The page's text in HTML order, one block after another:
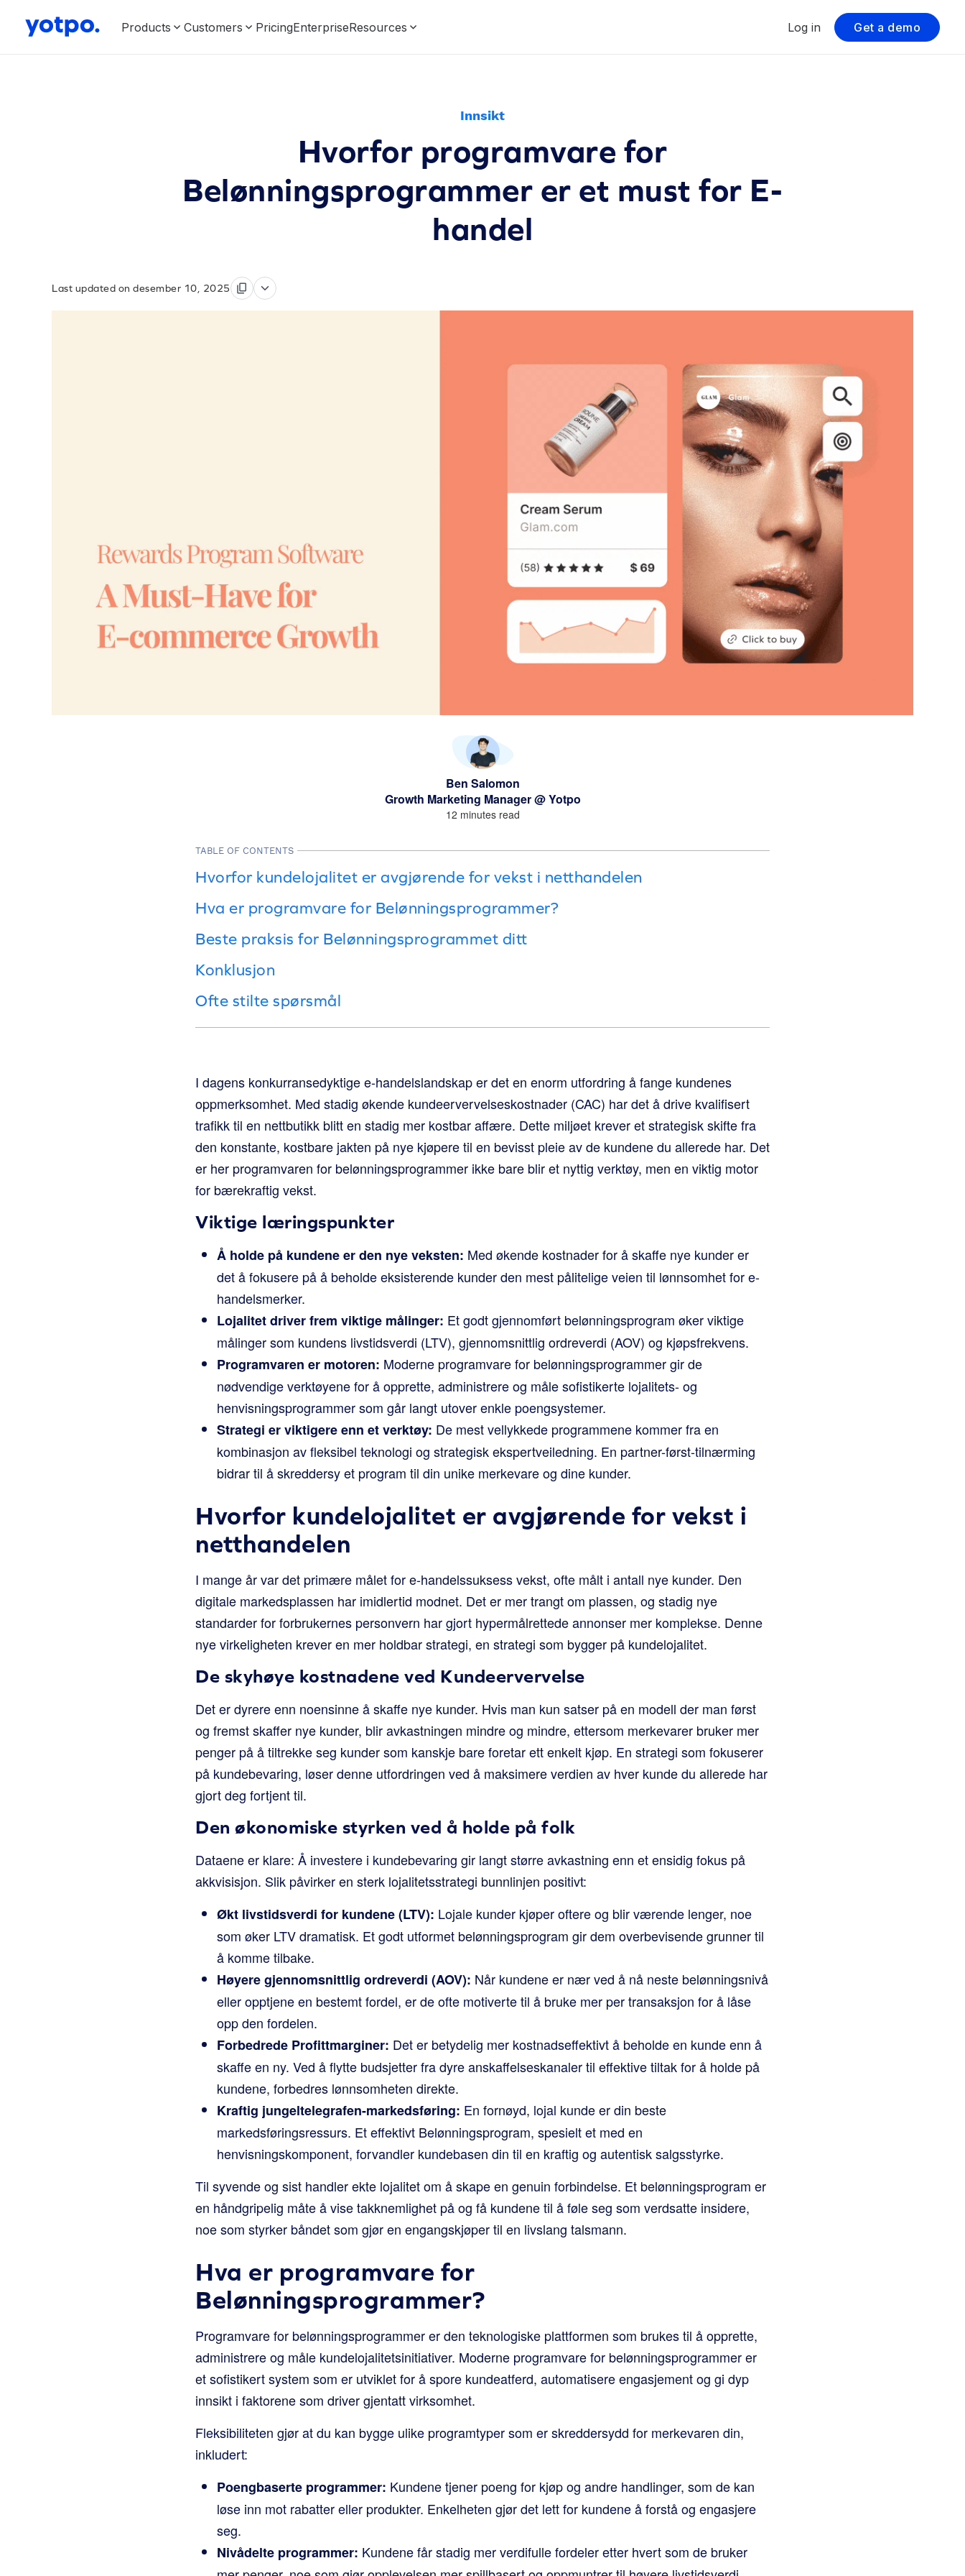
Products Customers PricingEnterpriseResources Log in Get a demo
Innsikt
Hvorfor programvare for
Belønningsprogrammer er et must for E-
handel
Last updated on desember 10, 2025
Ben Salomon
Growth Marketing Manager @ Yotpo
12 minutes read
TABLE OF CONTENTS
Hvorfor kundelojalitet er avgjørende for vekst i netthandelen
Hva er programvare for Belønningsprogrammer?
Beste praksis for Belønningsprogrammet ditt
Konklusjon
Ofte stilte spørsmål
I dagens konkurransedyktige e-handelslandskap er det en enorm utfordring å fange kundenes
oppmerksomhet. Med stadig økende kundeervervelseskostnader (CAC) har det å drive kvalifisert
trafikk til en nettbutikk blitt en stadig mer kostbar affære. Dette miljøet krever et strategisk skifte fra
den konstante, kostbare jakten på nye kjøpere til en bevisst pleie av de kundene du allerede har. Det
er her programvaren for belønningsprogrammer ikke bare blir et nyttig verktøy, men en viktig motor
for bærekraftig vekst.
Viktige læringspunkter
Å holde på kundene er den nye veksten: Med økende kostnader for å skaffe nye kunder er
det å fokusere på å beholde eksisterende kunder den mest pålitelige veien til lønnsomhet for e-
handelsmerker.
Lojalitet driver frem viktige målinger: Et godt gjennomført belønningsprogram øker viktige
målinger som kundens livstidsverdi (LTV), gjennomsnittlig ordreverdi (AOV) og kjøpsfrekvens.
Programvaren er motoren: Moderne programvare for belønningsprogrammer gir de
nødvendige verktøyene for å opprette, administrere og måle sofistikerte lojalitets- og
henvisningsprogrammer som går langt utover enkle poengsystemer.
Strategi er viktigere enn et verktøy: De mest vellykkede programmene kommer fra en
kombinasjon av fleksibel teknologi og strategisk ekspertveiledning. En partner-først-tilnærming
bidrar til å skreddersy et program til din unike merkevare og dine kunder.
Hvorfor kundelojalitet er avgjørende for vekst i
netthandelen
I mange år var det primære målet for e-handelssuksess vekst, ofte målt i antall nye kunder. Den
digitale markedsplassen har imidlertid modnet. Det er mer trangt om plassen, og stadig nye
standarder for forbrukernes personvern har gjort hypermålrettede annonser mer komplekse. Denne
nye virkeligheten krever en mer holdbar strategi, en strategi som bygger på kundelojalitet.
De skyhøye kostnadene ved Kundeervervelse
Det er dyrere enn noensinne å skaffe nye kunder. Hvis man kun satser på en modell der man først
og fremst skaffer nye kunder, blir avkastningen mindre og mindre, ettersom merkevarer bruker mer
penger på å tiltrekke seg kunder som kanskje bare foretar ett enkelt kjøp. En strategi som fokuserer
på kundebevaring, løser denne utfordringen ved å maksimere verdien av hver kunde du allerede har
gjort deg fortjent til.
Den økonomiske styrken ved å holde på folk
Dataene er klare: Å investere i kundebevaring gir langt større avkastning enn et ensidig fokus på
akkvisisjon. Slik påvirker en sterk lojalitetsstrategi bunnlinjen positivt:
Økt livstidsverdi for kundene (LTV): Lojale kunder kjøper oftere og blir værende lenger, noe
som øker LTV dramatisk. Et godt utformet belønningsprogram gir dem overbevisende grunner til
å komme tilbake.
Høyere gjennomsnittlig ordreverdi (AOV): Når kundene er nær ved å nå neste belønningsnivå
eller opptjene en bestemt fordel, er de ofte motiverte til å bruke mer per transaksjon for å låse
opp den fordelen.
Forbedrede Profittmarginer: Det er betydelig mer kostnadseffektivt å beholde en kunde enn å
skaffe en ny. Ved å flytte budsjetter fra dyre anskaffelseskanaler til effektive tiltak for å holde på
kundene, forbedres lønnsomheten direkte.
Kraftig jungeltelegrafen-markedsføring: En fornøyd, lojal kunde er din beste
markedsføringsressurs. Et effektivt Belønningsprogram, spesielt et med en
henvisningskomponent, forvandler kundebasen din til en kraftig og autentisk salgsstyrke.
Til syvende og sist handler ekte lojalitet om å skape en genuin forbindelse. Et belønningsprogram er
en håndgripelig måte å vise takknemlighet på og få kundene til å føle seg som verdsatte insidere,
noe som styrker båndet som gjør en engangskjøper til en livslang talsmann.
Hva er programvare for
Belønningsprogrammer?
Programvare for belønningsprogrammer er den teknologiske plattformen som brukes til å opprette,
administrere og måle kundelojalitetsinitiativer. Moderne programvare for belønningsprogrammer er
et sofistikert system som er utviklet for å spore kundeatferd, automatisere engasjement og gi dyp
innsikt i faktorene som driver gjentatt virksomhet.
Fleksibiliteten gjør at du kan bygge ulike programtyper som er skreddersydd for merkevaren din,
inkludert:
Poengbaserte programmer: Kundene tjener poeng for kjøp og andre handlinger, som de kan
løse inn mot rabatter eller produkter. Enkelheten gjør det lett for kundene å forstå og engasjere
seg.
Nivådelte programmer: Kundene får stadig mer verdifulle fordeler etter hvert som de bruker